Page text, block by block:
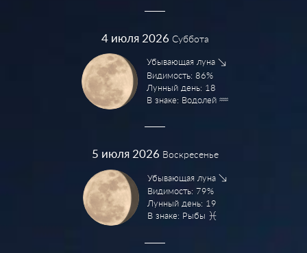
4 июля 2026 Суббота
Убывающая луна
Видимость: 86%
Лунный день: 18
В знаке: Водолей
5 июля 2026 Воскресенье
Убывающая луна
Видимость: 79%
Лунный день: 19
В знаке: Рыбы